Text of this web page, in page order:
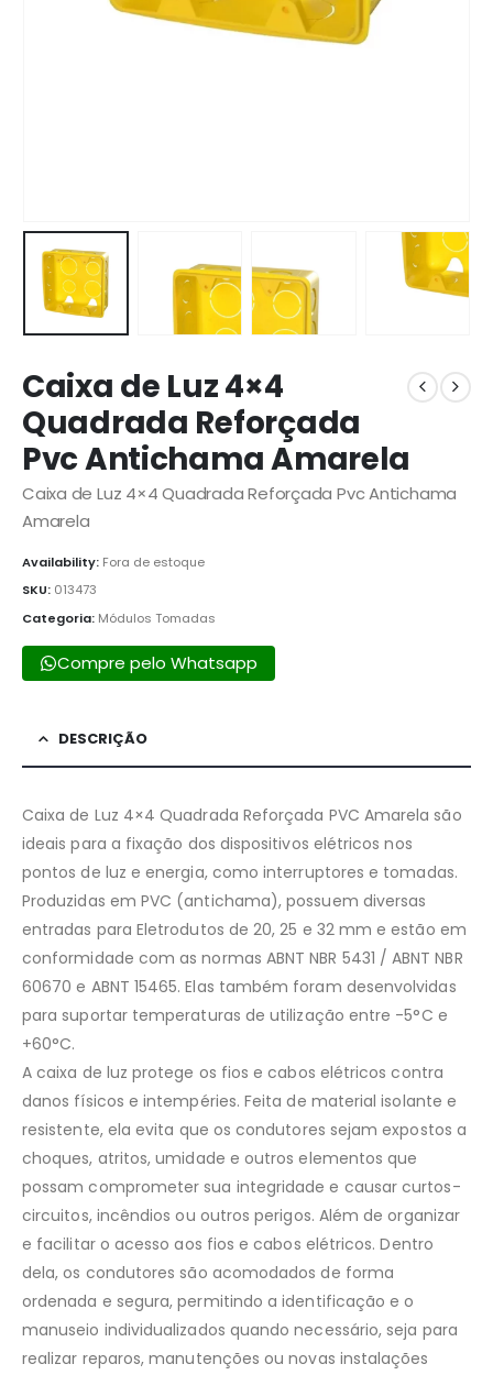
Caixa de Luz 4×4
Quadrada Reforçada
Pvc Antichama Amarela
Caixa de Luz 4×4 Quadrada Reforçada Pvc Antichama
Amarela
Availability: Fora de estoque
SKU: 013473
Categoria: Módulos Tomadas
Compre pelo Whatsapp
DESCRIÇÃO
Caixa de Luz 4×4 Quadrada Reforçada PVC Amarela são
ideais para a fixação dos dispositivos elétricos nos
pontos de luz e energia, como interruptores e tomadas.
Produzidas em PVC (antichama), possuem diversas
entradas para Eletrodutos de 20, 25 e 32 mm e estão em
conformidade com as normas ABNT NBR 5431 / ABNT NBR
60670 e ABNT 15465. Elas também foram desenvolvidas
para suportar temperaturas de utilização entre -5°C e
+60°C.
A caixa de luz protege os fios e cabos elétricos contra
danos físicos e intempéries. Feita de material isolante e
resistente, ela evita que os condutores sejam expostos a
choques, atritos, umidade e outros elementos que
possam comprometer sua integridade e causar curtos-
circuitos, incêndios ou outros perigos. Além de organizar
e facilitar o acesso aos fios e cabos elétricos. Dentro
dela, os condutores são acomodados de forma
ordenada e segura, permitindo a identificação e o
manuseio individualizados quando necessário, seja para
realizar reparos, manutenções ou novas instalações